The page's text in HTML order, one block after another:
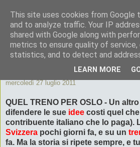
ByeByePapi
Cronache dall'Italia migliore
mercoledì 27 luglio 2011
QUEL TRENO PER OSLO - Un
difendere le sue idee costi quel che
contribuente italiano che lo paga).
Svizzera pochi giorni fa, e su un
fa. Ma la storia si ripete sempre, e
This site uses cookies from Google
and to analyze traffic. Your IP
shared with Google along with
metrics to ensure quality of service,
statistics, and to detect and
LEARN MORE